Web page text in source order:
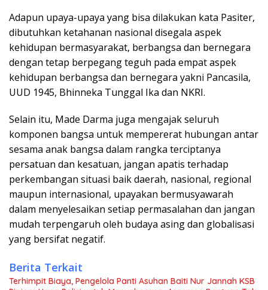
Adapun upaya-upaya yang bisa dilakukan kata Pasiter,
dibutuhkan ketahanan nasional disegala aspek
kehidupan bermasyarakat, berbangsa dan bernegara
dengan tetap berpegang teguh pada empat aspek
kehidupan berbangsa dan bernegara yakni Pancasila,
UUD 1945, Bhinneka Tunggal Ika dan NKRI.
Selain itu, Made Darma juga mengajak seluruh
komponen bangsa untuk mempererat hubungan antar
sesama anak bangsa dalam rangka terciptanya
persatuan dan kesatuan, jangan apatis terhadap
perkembangan situasi baik daerah, nasional, regional
maupun internasional, upayakan bermusyawarah
dalam menyelesaikan setiap permasalahan dan jangan
mudah terpengaruh oleh budaya asing dan globalisasi
yang bersifat negatif.
Berita Terkait
Terhimpit Biaya, Pengelola Panti Asuhan Baiti Nur Jannah KSB